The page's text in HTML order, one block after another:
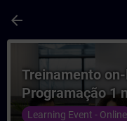
arrow_back
Course -
Treinamento
Programação 1
NOTURNO
Learning Event - Online